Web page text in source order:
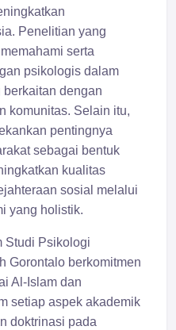
Penelitian yang
serta
psikologis dalam
berkaitan dengan
komunitas. Selain itu,
pentingnya
sebagai bentuk
kualitas
sosial melalui
yang holistik.
Studi Psikologi
Gorontalo berkomitmen
Al-Islam dan
setiap aspek akademik
doktrinasi pada